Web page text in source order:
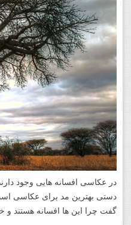
در عکاسی افسانه هایی وجود
دستی بهترین مد برای عکاسی
گفت چرا این ها افسانه هستند و